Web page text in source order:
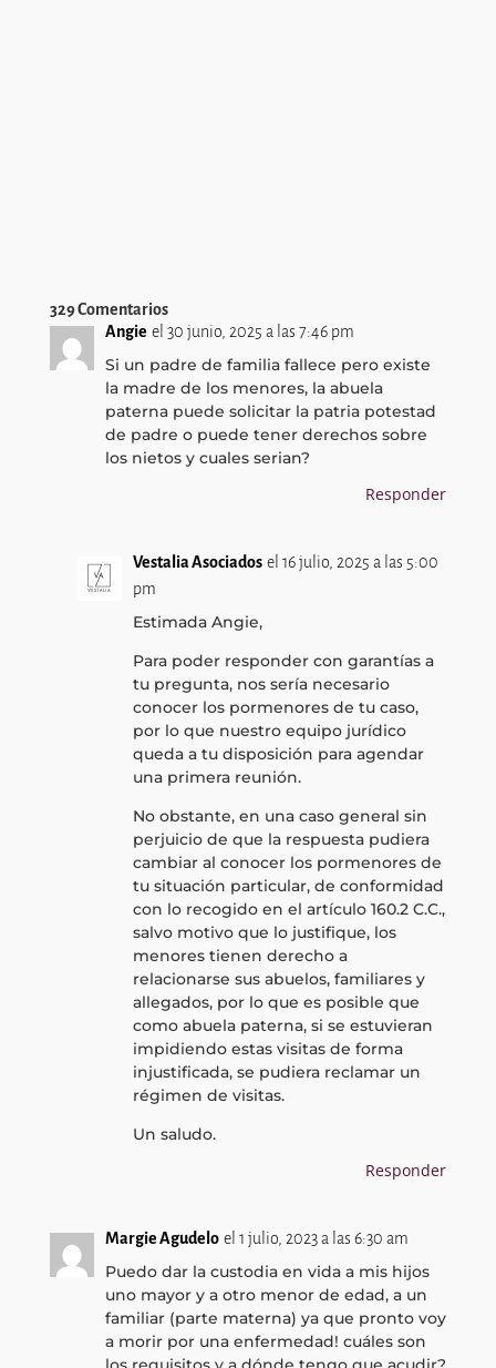
329 Comentarios
Angie el 30 junio, 2025 a las 7:46 pm
Si un padre de familia fallece pero existe
la madre de los menores, la abuela
paterna puede solicitar la patria potestad
de padre o puede tener derechos sobre
los nietos y cuales serian?
Responder
Vestalia Asociados el 16 julio, 2025 a las 5:00
pm
Estimada Angie,
Para poder responder con garantías a
tu pregunta, nos sería necesario
conocer los pormenores de tu caso,
por lo que nuestro equipo jurídico
queda a tu disposición para agendar
una primera reunión.
No obstante, en una caso general sin
perjuicio de que la respuesta pudiera
cambiar al conocer los pormenores de
tu situación particular, de conformidad
con lo recogido en el artículo 160.2 C.C.,
salvo motivo que lo justifique, los
menores tienen derecho a
relacionarse sus abuelos, familiares y
allegados, por lo que es posible que
como abuela paterna, si se estuvieran
impidiendo estas visitas de forma
injustificada, se pudiera reclamar un
régimen de visitas.
Un saludo.
Responder
Margie Agudelo el 1 julio, 2023 a las 6:30 am
Puedo dar la custodia en vida a mis hijos
uno mayor y a otro menor de edad, a un
familiar (parte materna) ya que pronto voy
a morir por una enfermedad! cuáles son